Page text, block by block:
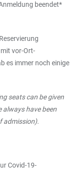
beendet*
vor-Ort-
es immer noch einige
seats can be given
have been
admission).
Covid-19-